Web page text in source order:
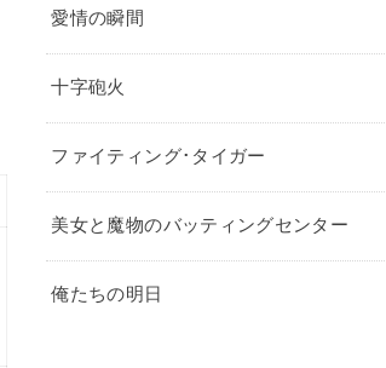
愛情の瞬間
十字砲火
ファイティング･タイガー
美女と魔物のバッティングセンター
俺たちの明日